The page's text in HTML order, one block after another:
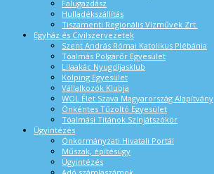
Falugazdász
Hulladékszállítás
Tiszamenti Regionális Vízművek Zrt.
Egyház és Civilszervezetek
Szent András Római Katolikus Plébánia
Tóalmás Polgárőr Egyesület
Lilaakác Nyugdíjasklub
Kolping Egyesület
Vállalkozók Klubja
WOL Élet Szava Magyarország Alapítvány
Önkéntes Tűzoltó Egyesület
Tóalmási Titánok Színjátszókör
Ügyintézés
Önkormányzati Hivatali Portál
Műszak, építésügy
Ügyintézés